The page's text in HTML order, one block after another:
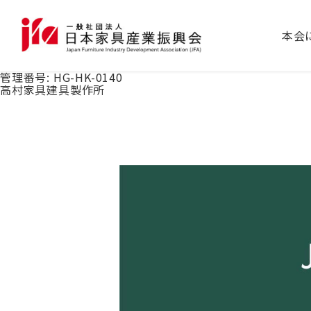
本会
管理番号: HG-HK-0140
高村家具建具製作所